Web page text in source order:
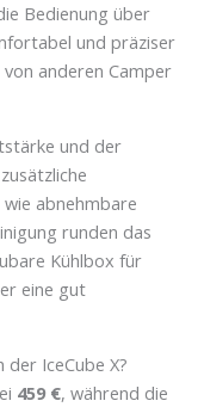
Bedienung über
und präziser
anderen Camper
und der
abnehmbare
runden das
Kühlbox für
eine gut
IceCube X?
459 €, während die